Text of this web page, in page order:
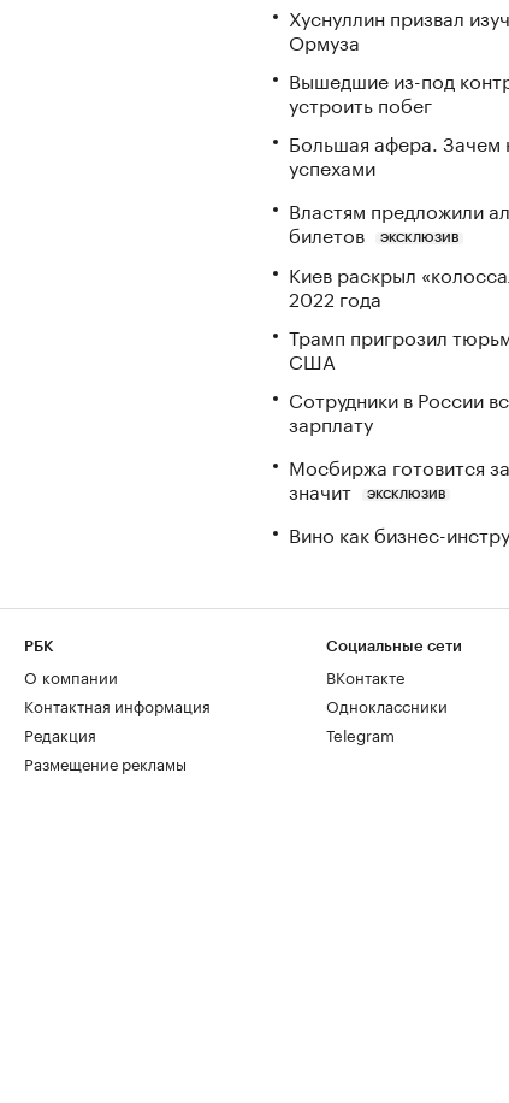
Хуснуллин призвал
Ормуза
Вышедшие из-под
устроить побег
Большая афера. Зачем
успехами
Властям предложили
билетов
ЭКСКЛЮЗИВ
Киев раскрыл
2022 года
Трамп пригрозил
США
Сотрудники в России
зарплату
Мосбиржа готовится
значит
ЭКСКЛЮЗИВ
Вино как бизнес-
РБК
О компании
Контактная информация
Редакция
Размещение рекламы
Социальные сети
ВКонтакте
Одноклассники
Telegram